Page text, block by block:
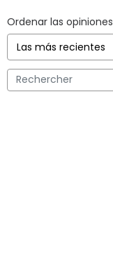
Ordenar las opiniones